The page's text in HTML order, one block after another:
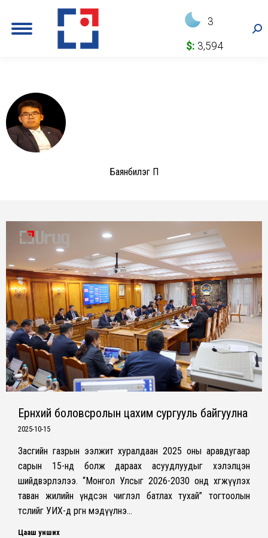
3
$: 3,594
Баянбилэг П
Ерөнхий боловсролын цахим сургууль байгуулна
2025-10-15
Засгийн газрын ээлжит хуралдаан 2025 оны аравдугаар
сарын 15-нд болж дараах асуудлуудыг хэлэлцэн
шийдвэрлэлээ. “Монгол Улсыг 2026-2030 онд хөгжүүлэх
таван жилийн үндсэн чиглэл батлах тухай” тогтоолын
төслийг УИХ-д өргөн мэдүүлнэ…
Цааш унших